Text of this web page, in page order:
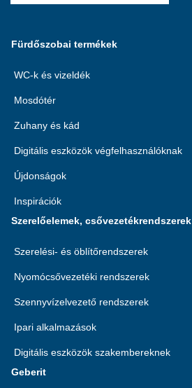
Fürdőszobai termékek
WC-k és vizeldék
Mosdótér
Zuhany és kád
Digitális eszközök végfelhasználóknak
Újdonságok
Inspirációk
Szerelőelemek, csővezetékrendszerek
Szerelési- és öblítőrendszerek
Nyomócsővezetéki rendszerek
Szennyvízelvezető rendszerek
Ipari alkalmazások
Digitális eszközök szakembereknek
Geberit